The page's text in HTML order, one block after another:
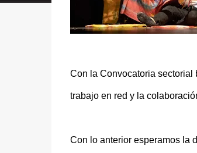
Con la Convocatoria
trabajo en red y la
Con lo anterior esperamos la